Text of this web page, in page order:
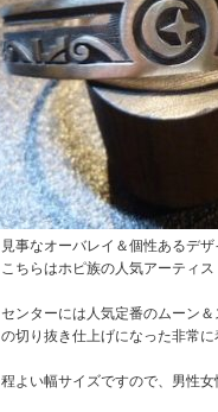
見事なオーバレイ＆個性あるデ
こちらはホピ族の人気アーティ
センターには人気定番のムーン
の切り抜き仕上げになった非常
程よい幅サイズですので、男性